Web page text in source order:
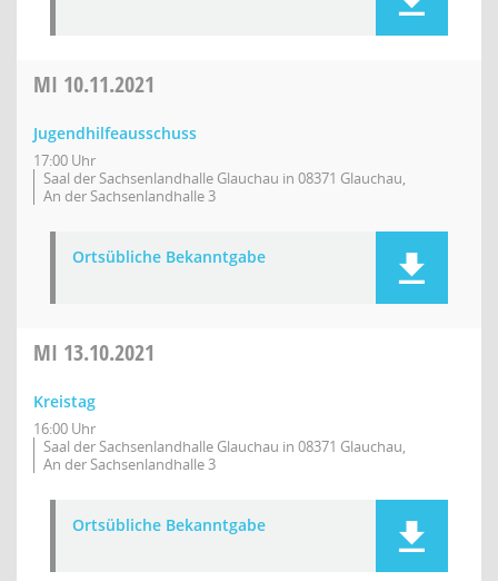
MI 10.11.2021
Jugendhilfeausschuss
17:00 Uhr
Saal der Sachsenlandhalle Glauchau in 08371 Glauchau,
An der Sachsenlandhalle 3
Ortsübliche Bekanntgabe
MI 13.10.2021
Kreistag
16:00 Uhr
Saal der Sachsenlandhalle Glauchau in 08371 Glauchau,
An der Sachsenlandhalle 3
Ortsübliche Bekanntgabe